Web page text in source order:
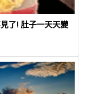
了! 肚子一天天變